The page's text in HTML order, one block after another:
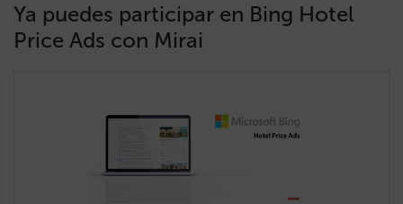
Ya puedes participar en Bing Hotel
Price Ads con Mirai